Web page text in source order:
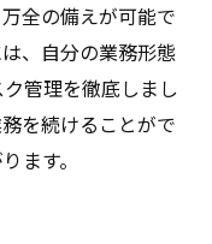
全の備えが可能で
、自分の業務形態
管理を徹底しまし
を続けることがで
ます。